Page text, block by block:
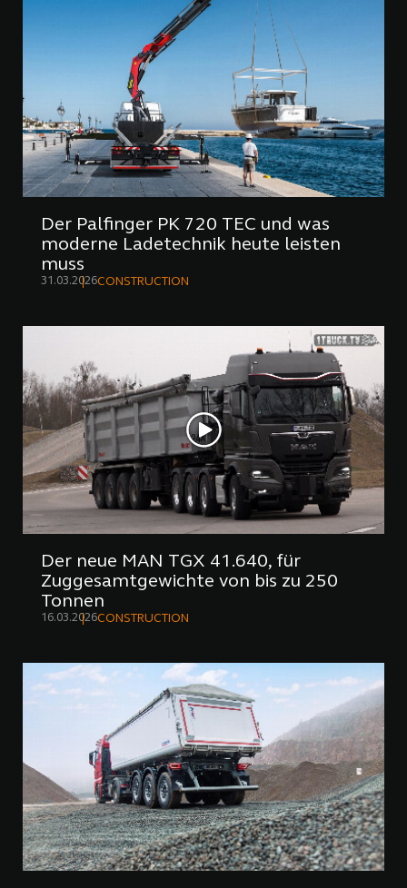
Der Palfinger PK 720 TEC und was
moderne Ladetechnik heute leisten
muss
31.03.2026CONSTRUCTION
Der neue MAN TGX 41.640, für
Zuggesamtgewichte von bis zu 250
Tonnen
16.03.2026CONSTRUCTION